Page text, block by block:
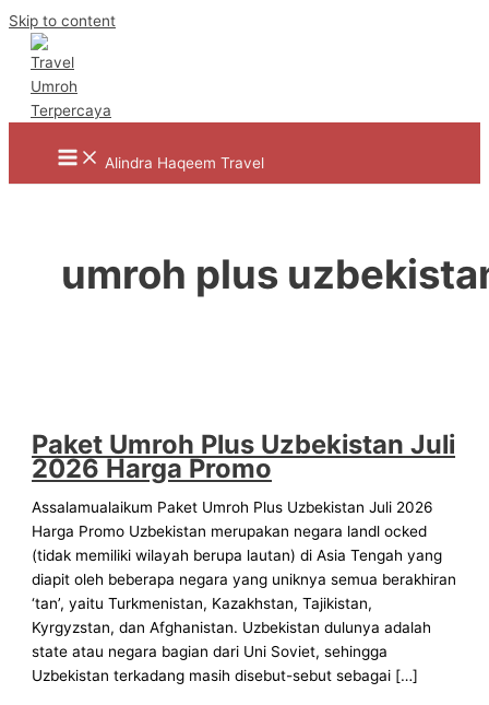
Skip to content
Alindra Haqeem Travel
umroh plus
Paket Umroh Plus Uzbekistan Juli
2026 Harga Promo
Assalamualaikum Paket Umroh Plus Uzbekistan Juli 2026
Harga Promo Uzbekistan merupakan negara landl ocked
(tidak memiliki wilayah berupa lautan) di Asia Tengah yang
diapit oleh beberapa negara yang uniknya semua berakhiran
‘tan’, yaitu Turkmenistan, Kazakhstan, Tajikistan,
Kyrgyzstan, dan Afghanistan. Uzbekistan dulunya adalah
state atau negara bagian dari Uni Soviet, sehingga
Uzbekistan terkadang masih disebut-sebut sebagai […]